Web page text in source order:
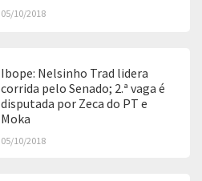
05/10/2018
Ibope: Nelsinho Trad lidera
corrida pelo Senado; 2.ª vaga é
disputada por Zeca do PT e
Moka
05/10/2018